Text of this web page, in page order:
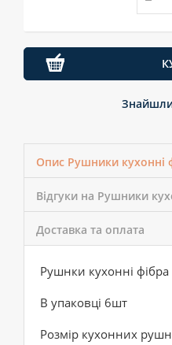
Опис Рушники кухонні
Відгуки на Рушники
Доставка та оплата
Рушнки кухонні фібра
В упаковці 6шт
Розмір кухонних